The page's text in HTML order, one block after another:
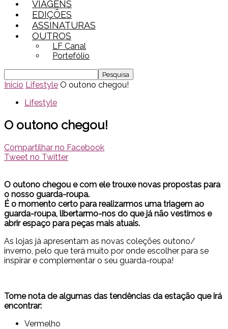
VIAGENS
EDIÇÕES
ASSINATURAS
OUTROS
LF Canal
Portefólio
Inicio Lifestyle O outono chegou!
Lifestyle
O outono chegou!
Compartilhar no Facebook
Tweet no Twitter
O outono chegou e com ele trouxe novas propostas para
o nosso guarda-roupa.
É o momento certo para realizarmos uma triagem ao
guarda-roupa, libertarmo-nos do que já não vestimos e
abrir espaço para peças mais atuais.
As lojas já apresentam as novas coleções outono/
inverno, pelo que terá muito por onde escolher para se
inspirar e complementar o seu guarda-roupa!
Tome nota de algumas das tendências da estação que irá
encontrar:
Vermelho